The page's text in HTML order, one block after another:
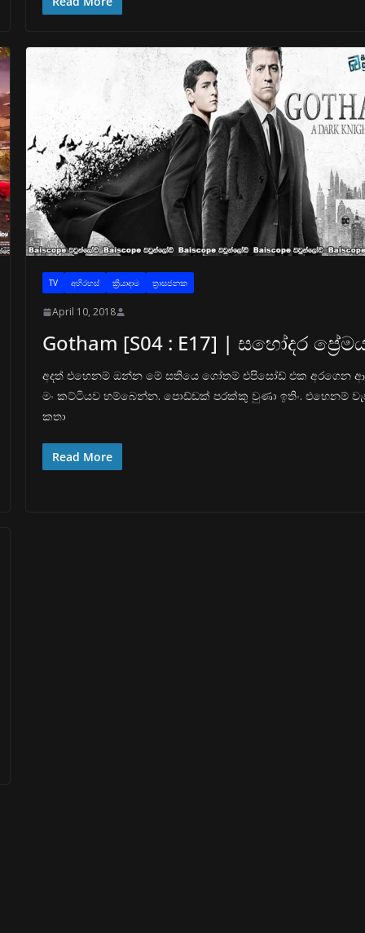
TV අභිරහස් ක්‍රියාදාම ත්‍රාසජනක
April 10, 2018
Gotham [S04 : E17] | සහෝදර
අදත් එහෙනම් ඔන්න මේ සතියෙ ගෝතම් එපිසෝඩ් එක අරගෙන
මං කට්ටියව හම්බෙන්න. පොඩ්ඩක් පරක්කු වුණා ඉතිං. එහෙනම්
කතා
Read More